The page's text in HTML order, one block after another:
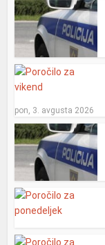
pon, 3. avgusta 2026